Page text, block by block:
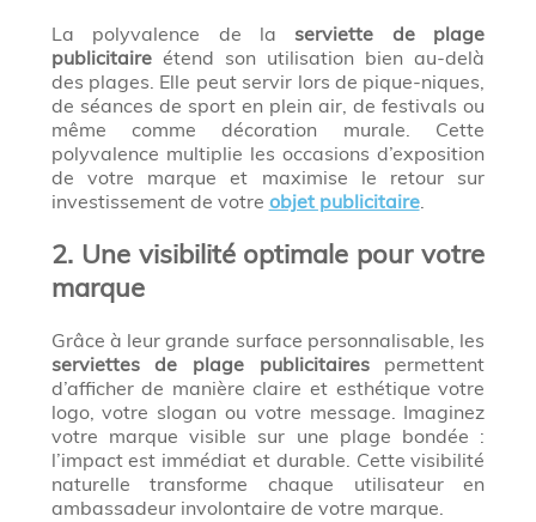
La polyvalence de la serviette de plage
publicitaireétend son utilisation bien au-delà
des plages. Elle peut servir lors de pique-niques,
de séances de sport en plein air, de festivals ou
même comme décoration murale. Cette
polyvalence multiplie les occasions d’exposition
de votre marque et maximise le retour sur
investissement de votre objet publicitaire.
2. Une visibilité optimale pour votre
marque
Grâce à leur grande surface personnalisable, les
serviettes de plage publicitairespermettent
d’afficher de manière claire et esthétique votre
logo, votre slogan ou votre message. Imaginez
votre marque visible sur une plage bondée :
l’impact est immédiat et durable. Cette visibilité
naturelle transforme chaque utilisateur en
ambassadeur involontaire de votre marque.